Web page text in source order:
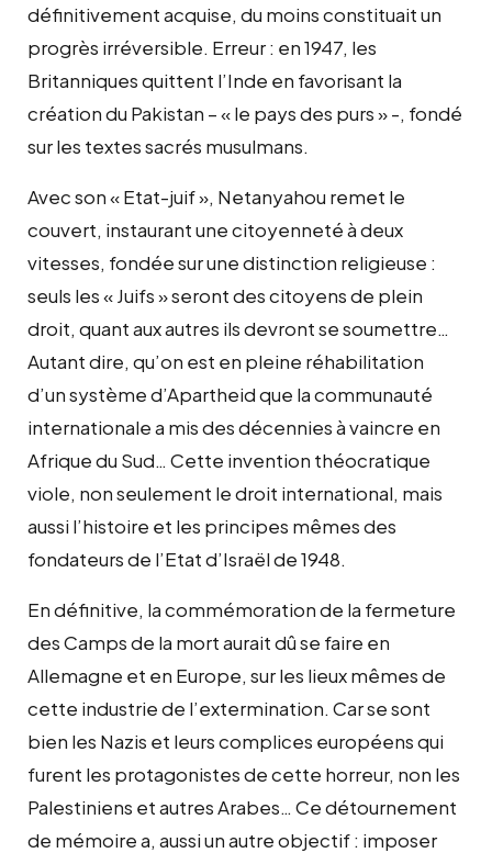
définitivement acquise, du moins constituait un
progrès irréversible. Erreur : en 1947, les
Britanniques quittent l’Inde en favorisant la
création du Pakistan – « le pays des purs » -, fondé
sur les textes sacrés musulmans.
Avec son « Etat-juif », Netanyahou remet le
couvert, instaurant une citoyenneté à deux
vitesses, fondée sur une distinction religieuse :
seuls les « Juifs » seront des citoyens de plein
droit, quant aux autres ils devront se soumettre…
Autant dire, qu’on est en pleine réhabilitation
d’un système d’Apartheid que la communauté
internationale a mis des décennies à vaincre en
Afrique du Sud… Cette invention théocratique
viole, non seulement le droit international, mais
aussi l’histoire et les principes mêmes des
fondateurs de l’Etat d’Israël de 1948.
En définitive, la commémoration de la fermeture
des Camps de la mort aurait dû se faire en
Allemagne et en Europe, sur les lieux mêmes de
cette industrie de l’extermination. Car se sont
bien les Nazis et leurs complices européens qui
furent les protagonistes de cette horreur, non les
Palestiniens et autres Arabes… Ce détournement
de mémoire a, aussi un autre objectif : imposer